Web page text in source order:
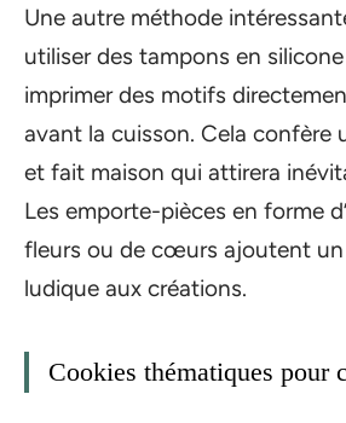
Une autre méthode
utiliser des tampons en
imprimer des motifs
avant la cuisson. Cela confère
et fait maison qui attirera
Les emporte-pièces en forme
fleurs ou de cœurs ajoutent un
ludique aux créations.
Cookies thématiques pour